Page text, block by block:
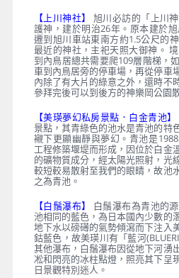
【上川神社】
旭川必訪的「上川
護神，建於明治26年。原本建於
遷到旭川車站東南方約1.5公尺的
最近的神社，主祀天照大御神。
到內鳥居總共需要爬109層階梯，
車到內鳥居旁的停車場，再從停車
內除了有大片的綠意之外，還時不
參拜完後可以到後方的神樂岡公園
【美瑛夢幻私房景點．白金青池】
景點，其青綠色的池水是青池的特
襯下更顯幽靜與夢幻。青池是
工程修築堰堤而形成，因位於白金
的礦物質成分，經太陽光照射，光
較短較易散射至我們的眼睛，故池
之為青池。
【白鬚瀑布】
白鬚瀑布為青池的
池相同的藍色，為日本國內少數的
地下水以磅礡的氣勢傾瀉而下注入
鈷藍色，故美瑛川有「藍河
其他瀑布，白鬚瀑布因從地下河湧
凇和閃亮的冰柱點燈，照亮其下呈
日景觀特別迷人。